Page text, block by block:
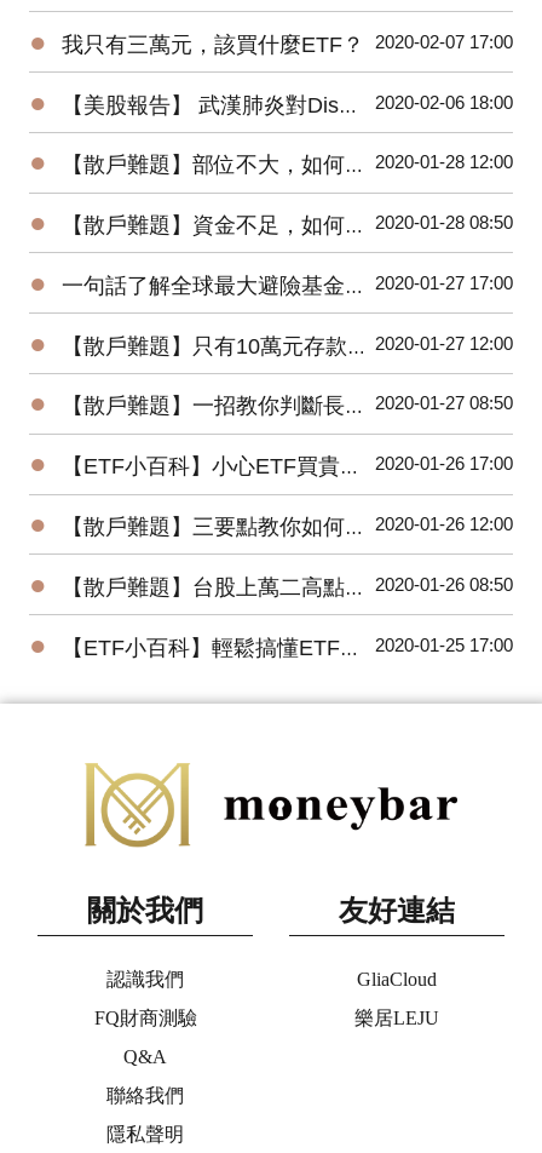
● 我只有三萬元，該買什麼ETF？ 2020-02-07 17:00
● 【美股報告】 武漢肺炎對Disney(DIS)2020第一季衝擊有多大？ 2020-02-06 18:00
● 【散戶難題】部位不大，如何增加投機功力？ 2020-01-28 12:00
● 【散戶難題】資金不足，如何快速累積財富？ 2020-01-28 08:50
● 一句話了解全球最大避險基金的操作思想 2020-01-27 17:00
● 【散戶難題】只有10萬元存款的小資，該如何開始投資台股？ 2020-01-27 12:00
● 【散戶難題】一招教你判斷長紅K是真突破還是假突破 2020-01-27 08:50
● 【ETF小百科】小心ETF買貴了！你不可不知的ETF名詞 2020-01-26 17:00
● 【散戶難題】三要點教你如何將波浪理論應用在台股上？ 2020-01-26 12:00
● 【散戶難題】台股上萬二高點，為何外資還敢大買百億？ 2020-01-26 08:50
● 【ETF小百科】輕鬆搞懂ETF追蹤指數的三種方式 2020-01-25 17:00
關於我們
認識我們
FQ財商測驗
Q&A
聯絡我們
隱私聲明
友好連結
GliaCloud
樂居LEJU